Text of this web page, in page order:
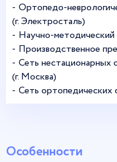
Ортопедо-
(г. Электросталь)
Научно-методический
Производственное
Сеть нестационарных
(г. Москва)
Сеть ортопедических
Особенности